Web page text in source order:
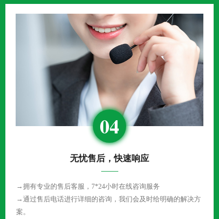
04
无忧售后，快速响应
→拥有专业的售后客服，7*24小时在线咨询服务
→通过售后电话进行详细的咨询，我们会及时给明确的解决方
案。